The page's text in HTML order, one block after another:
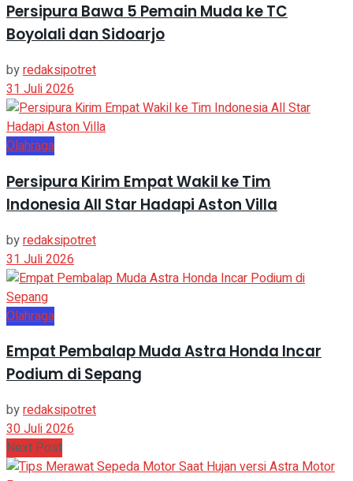
Persipura Bawa 5 Pemain Muda ke TC
Boyolali dan Sidoarjo
byredaksipotret
31 Juli 2026
Olahraga
Persipura Kirim Empat Wakil ke Tim
Indonesia All Star Hadapi Aston Villa
byredaksipotret
31 Juli 2026
Olahraga
Empat Pembalap Muda Astra Honda Incar
Podium di Sepang
byredaksipotret
30 Juli 2026
Next Post